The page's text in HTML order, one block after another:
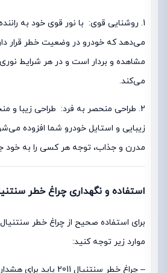
1. روشنایی قوی: با نور قوی خود به
می‌دهد که خودرو در وضعیت خطر قرار
مشاهده و بردار است و در هر شرایط
می‌کند.
2. طراحی منحصر به فرد: طراحی زیبا و
زیبایی و استایل خودرو شما افزوده
مدرن و جذاب، توجه هر کسی را به خود
استفاده و نگهداری چراغ خطر سنتنیال
برای استفاده صحیح از چراغ خطر
موارد زیر توجه کنید:
– چراغ خطر سنتنیال 2011